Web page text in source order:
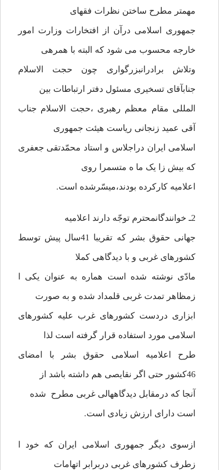
مهمتر مطرح ساختن نظرات فقهای
جمهوری اسلامی درآن از افتخارات وزارت امور
خارجه محسوب می شود که البته با همرهی
وتلاش برادرانبزرگواری چون حجت الاسلام
جنابآقای تسخیری مسئول دفتر ارتباطات بین
المللی مقام معظم رهبری ،حجت الاسلام جناب
آقی عمید زنجانی ریاست هیئت جمهوری
اسلامی ایران دراجلاس و استاد محمّدتقی جعفری
که بیش زا یک ما ه متسمرا روی
اعلامیه کارکرده بودند،میسّرشده است.
2ـ خوانندگانمحترم توجّه دارند اعلامیه
جهانی حقوق بشر که تقریبا 41سال پیش توسط
کشورهای غربی و با دیدگاهی کملا
مادّی نوشته شده است هماره به عنوان یکی ا
زمظاهر تمدت غربی قلمداد شده و به صورت
ابزاری دردست کشورهای غرب علیه کشورهای
اسلامی مورد استفاده قرار گرفته است لذا
طرح اعلامیه اسلامی حقوق بشر با امضای
46کشور حتی اگر نقایصی هم داشته باشد از
آنجا که درمقابل دیدگاههالی غربی مطرح شده
است دارای ارزش زیادی است.
ازسوی دیگر جمهوری اسلامی ایران که خود ا
زطرف کشورهای غربی دربرابر اتهامات